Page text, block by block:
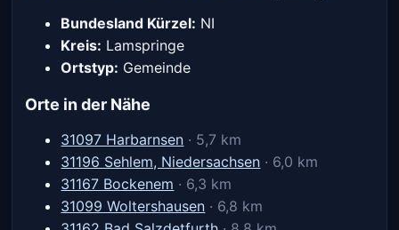
Bundesland Kürzel: NI
Kreis: Lamspringe
Ortstyp: Gemeinde
Orte in der Nähe
31097 Harbarnsen · 5,7 km
31196 Sehlem, Niedersachsen · 6,0 km
31167 Bockenem · 6,3 km
31099 Woltershausen · 6,8 km